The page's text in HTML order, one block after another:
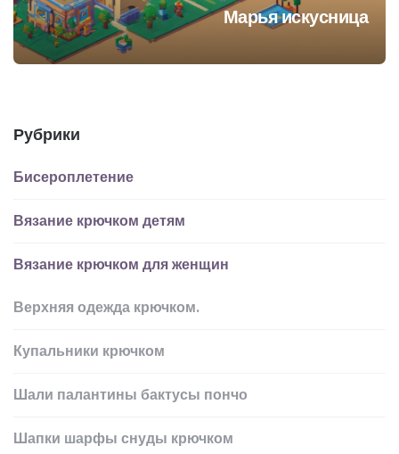
Марья искусница
Рубрики
Бисероплетение
Вязание крючком детям
Вязание крючком для женщин
Верхняя одежда крючком.
Купальники крючком
Шали палантины бактусы пончо
Шапки шарфы снуды крючком